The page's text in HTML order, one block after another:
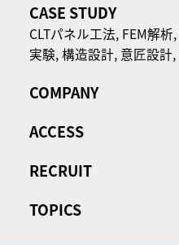
CASE STUDY
CLTパネル⼯法, FEM解析,
実験,構造設計, 意匠設計,
COMPANY
ACCESS
RECRUIT
TOPICS